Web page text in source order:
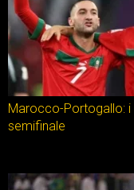
Marocco-Portogallo: i
semifinale